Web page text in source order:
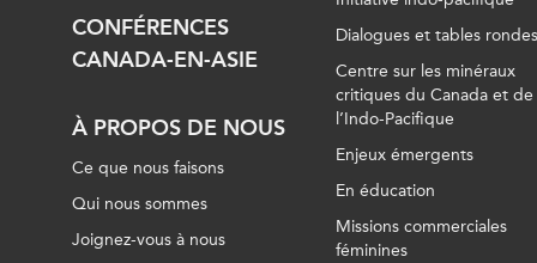
CONFÉRENCES
CANADA-EN-ASIE
À PROPOS DE NOUS
Ce que nous faisons
Qui nous sommes
Joignez-vous à nous
Dialogues et tables rondes
Centre sur les minéraux
critiques du Canada et de
l’Indo-Pacifique
Enjeux émergents
En éducation
Missions commerciales
féminines